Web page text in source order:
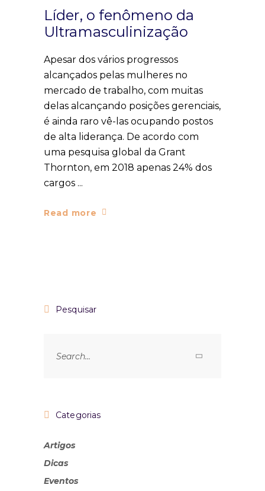
Líder, o fenômeno da
Ultramasculinização
Apesar dos vários progressos
alcançados pelas mulheres no
mercado de trabalho, com muitas
delas alcançando posições gerenciais,
é ainda raro vê-las ocupando postos
de alta liderança. De acordo com
uma pesquisa global da Grant
Thornton, em 2018 apenas 24% dos
cargos
Read more
Pesquisar
Categorias
Artigos
Dicas
Eventos